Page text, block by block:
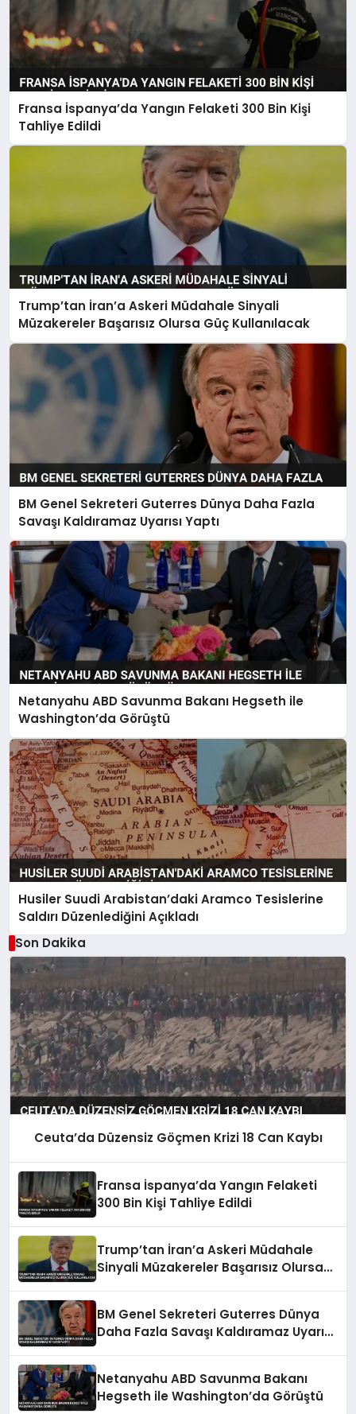
Fransa İspanya’da Yangın Felaketi 300 Bin Kişi
Tahliye Edildi
Trump’tan İran’a Askeri Müdahale Sinyali
Müzakereler Başarısız Olursa Güç Kullanılacak
BM Genel Sekreteri Guterres Dünya Daha Fazla
Savaşı Kaldıramaz Uyarısı Yaptı
Netanyahu ABD Savunma Bakanı Hegseth ile
Washington’da Görüştü
Husiler Suudi Arabistan’daki Aramco Tesislerine
Saldırı Düzenlediğini Açıkladı
Son Dakika
Ceuta’da Düzensiz Göçmen Krizi 18 Can Kaybı
Fransa İspanya’da Yangın Felaketi
300 Bin Kişi Tahliye Edildi
Trump’tan İran’a Askeri Müdahale
Sinyali Müzakereler Başarısız Olursa
BM Genel Sekreteri Guterres Dünya
Daha Fazla Savaşı Kaldıramaz Uyarısı
Netanyahu ABD Savunma Bakanı
Hegseth ile Washington’da Görüştü